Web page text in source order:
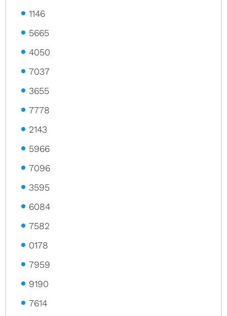
1146
5665
4050
7037
3655
7778
2143
5966
7096
3595
6084
7582
0178
7959
9190
7614